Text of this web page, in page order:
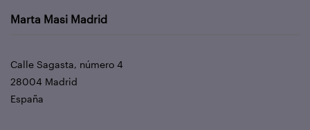
Marta Masi Madrid
Calle Sagasta, número 4
28004 Madrid
España